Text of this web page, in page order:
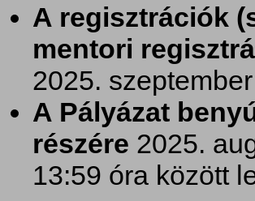
A regisztrációk
mentori
2025.
A Pályázat
részére 2025.
13:59 óra között